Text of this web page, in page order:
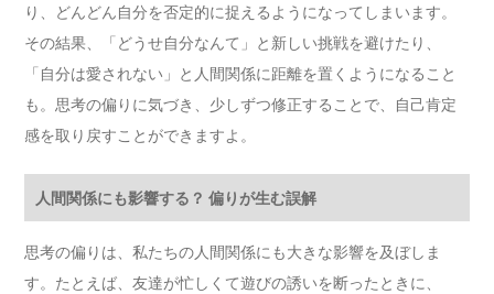
り、どんどん自分を否定的に捉えるようになってしまいます。
その結果、「どうせ自分なんて」と新しい挑戦を避けたり、
「自分は愛されない」と人間関係に距離を置くようになること
も。思考の偏りに気づき、少しずつ修正することで、自己肯定
感を取り戻すことができますよ。
人間関係にも影響する？ 偏りが生む誤解
思考の偏りは、私たちの人間関係にも大きな影響を及ぼしま
す。たとえば、友達が忙しくて遊びの誘いを断ったときに、